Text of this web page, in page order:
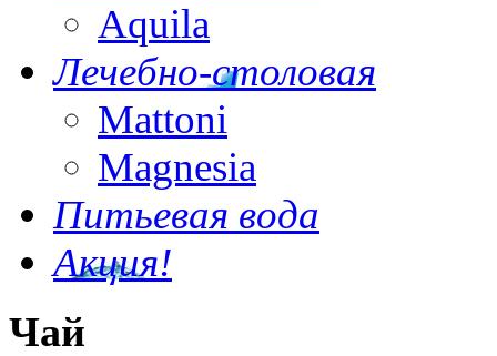
Aquila
Лечебно-столовая
Mattoni
Magnesia
Питьевая вода
Акция!
Чай